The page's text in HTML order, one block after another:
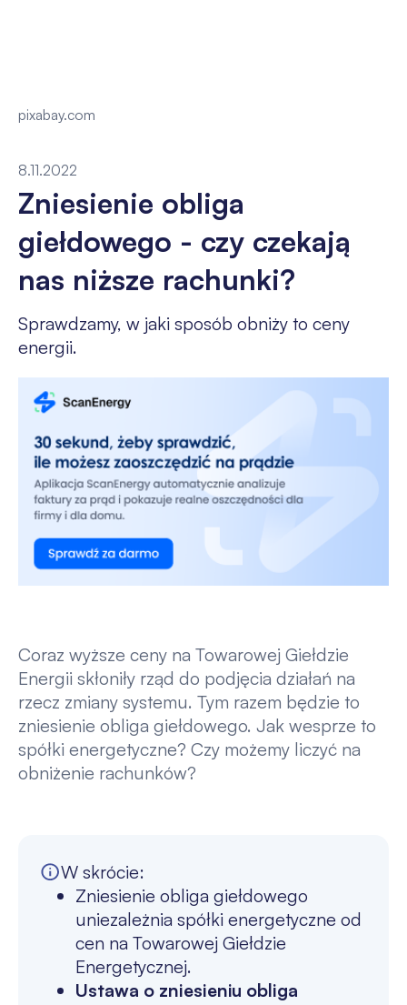
8.11.2022
Zniesienie obliga
giełdowego - czy czekają
nas niższe rachunki?
Sprawdzamy, w jaki sposób obniży to ceny
energii.
pixabay.com
Coraz wyższe ceny na Towarowej Giełdzie
Energii skłoniły rząd do podjęcia działań na
rzecz zmiany systemu. Tym razem będzie to
zniesienie obliga giełdowego. Jak wesprze to
spółki energetyczne? Czy możemy liczyć na
obniżenie rachunków?
W skrócie:
Zniesienie obliga giełdowego
uniezależnia spółki energetyczne od
cen na Towarowej Giełdzie
Energetycznej.
Ustawa o zniesieniu obliga